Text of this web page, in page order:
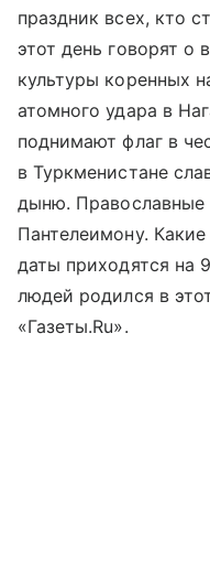
праздник всех, кто
этот день говорят о
культуры коренных
атомного удара в
поднимают флаг в
в Туркменистане
дыню.
Пантелеимону.
даты приходятся на
людей родился в
«Газеты.Ru».